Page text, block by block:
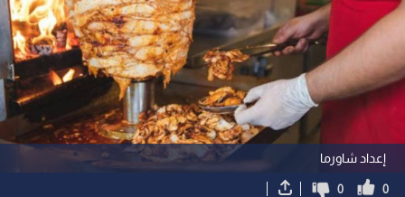
إعداد شاورما
0
0